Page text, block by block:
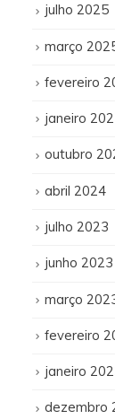
julho 2025
março
fevereiro
janeiro
outubro
abril 2024
julho 2023
junho 2023
março
fevereiro
janeiro
dezembro